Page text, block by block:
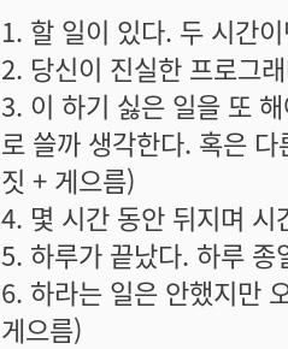
1. 할 일이 있다. 두 시간
2. 당신이 진실한 프로그
3. 이 하기 싫은 일을 또
로 쓸까 생각한다. 혹은
짓 + 게으름)
4. 몇 시간 동안 뒤지며
5. 하루가 끝났다. 하루
6. 하라는 일은 안했지만
게으름)